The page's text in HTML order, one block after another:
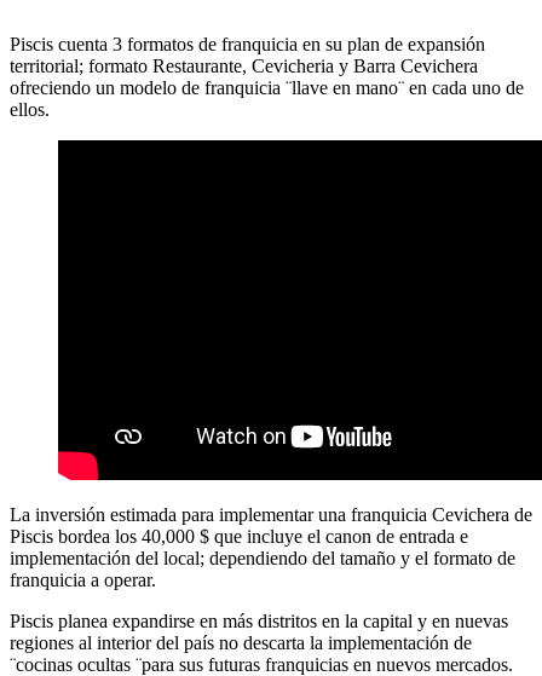
Piscis cuenta 3 formatos de franquicia en su plan de expansión
territorial; formato Restaurante, Cevicheria y Barra Cevichera
ofreciendo un modelo de franquicia ¨llave en mano¨ en cada uno de
ellos.
La inversión estimada para implementar una franquicia Cevichera de
Piscis bordea los 40,000 $ que incluye el canon de entrada e
implementación del local; dependiendo del tamaño y el formato de
franquicia a operar.
Piscis planea expandirse en más distritos en la capital y en nuevas
regiones al interior del país no descarta la implementación de
¨cocinas ocultas ¨para sus futuras franquicias en nuevos mercados.